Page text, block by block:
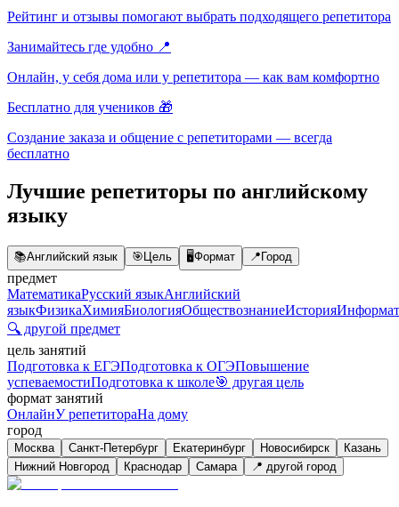
Рейтинг и отзывы помогают выбрать подходящего репетитора
Занимайтесь где удобно 📍
Онлайн, у себя дома или у репетитора — как вам комфортно
Бесплатно для учеников 🎁
Создание заказа и общение с репетиторами — всегда
бесплатно
Лучшие репетиторы по английскому
языку
📚Английский язык 🎯Цель 🖥️Формат 📍Город
предмет
МатематикаРусский языкАнглийский
языкФизикаХимияБиологияОбществознаниеИстория
🔍 другой предмет
цель занятий
Подготовка к ЕГЭПодготовка к ОГЭПовышение
успеваемостиПодготовка к школе🎯 другая цель
формат занятий
ОнлайнУ репетитораНа дому
город
Москва Санкт-Петербург Екатеринбург Новосибирск
Казань
Нижний Новгород
Краснодар Самара 📍 другой город